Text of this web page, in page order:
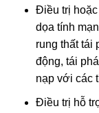
Điều trị hoặc
dọa tính
rung thất tái
động, tái
nạp với các
Điều trị hỗ